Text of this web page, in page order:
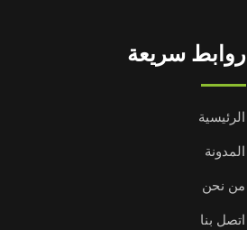
روابط سريعة
الرئيسية
المدونة
من نحن
اتصل بنا